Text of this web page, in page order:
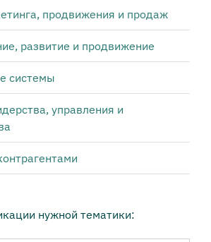
продвижения и продаж
развитие и продвижение
системы
управления и
нужной тематики: